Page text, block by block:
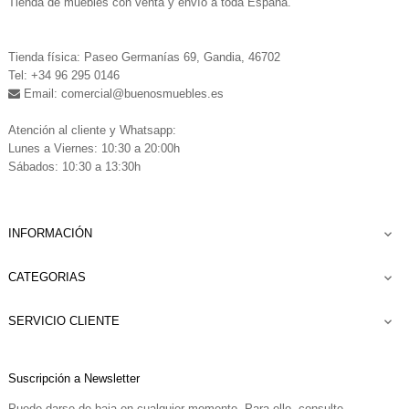
Tienda física: Paseo Germanías 69, Gandia, 46702
Tel: +34 96 295 0146
Email: comercial@buenosmuebles.es
Atención al cliente y Whatsapp:
Lunes a Viernes: 10:30 a 20:00h
Sábados: 10:30 a 13:30h
INFORMACIÓN 
CATEGORIAS 
SERVICIO CLIENTE 
Suscripción a Newsletter